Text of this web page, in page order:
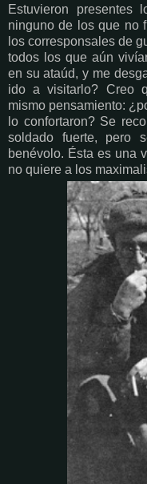
Estuvieron
ninguno de los que no
los corresponsales de
todos los que aún
en su ataúd, y me
ido a visitarlo? Creo
mismo pensamiento:
lo confortaron? Se
soldado fuerte, pero
benévolo. Ésta es una
no quiere a los